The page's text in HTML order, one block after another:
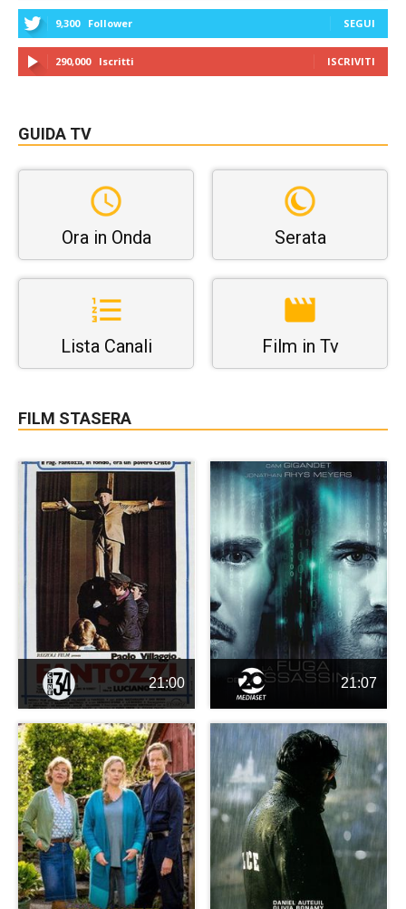
9,300 Follower SEGUI
290,000 Iscritti ISCRIVITI
GUIDA TV
Ora in Onda Serata
Lista Canali Film in Tv
FILM STASERA
21:00 21:07